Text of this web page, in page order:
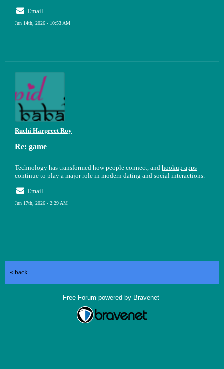
Email
Jun 14th, 2026 - 10:53 AM
Ruchi Harpreet Roy
Re: game
Technology has transformed how people connect, and hookup apps
continue to play a major role in modern dating and social interactions.
Email
Jun 17th, 2026 - 2:29 AM
« back
Free Forum powered by Bravenet